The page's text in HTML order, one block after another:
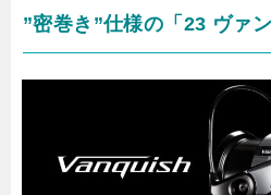
”密巻き”仕様の「23 ヴァン